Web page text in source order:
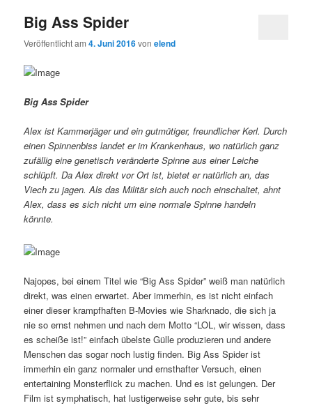
Big Ass Spider
Veröffentlicht am4. Juni 2016vonelend
Big Ass Spider
Alex ist Kammerjäger und ein gutmütiger, freundlicher Kerl. Durch
einen Spinnenbiss landet er im Krankenhaus, wo natürlich ganz
zufällig eine genetisch veränderte Spinne aus einer Leiche
schlüpft. Da Alex direkt vor Ort ist, bietet er natürlich an, das
Viech zu jagen. Als das Militär sich auch noch einschaltet, ahnt
Alex, dass es sich nicht um eine normale Spinne handeln
könnte.
Najopes, bei einem Titel wie “Big Ass Spider” weiß man natürlich
direkt, was einen erwartet. Aber immerhin, es ist nicht einfach
einer dieser krampfhaften B-Movies wie Sharknado, die sich ja
nie so ernst nehmen und nach dem Motto “LOL, wir wissen, dass
es scheiße ist!” einfach übelste Gülle produzieren und andere
Menschen das sogar noch lustig finden. Big Ass Spider ist
immerhin ein ganz normaler und ernsthafter Versuch, einen
entertaining Monsterflick zu machen. Und es ist gelungen. Der
Film ist symphatisch, hat lustigerweise sehr gute, bis sehr